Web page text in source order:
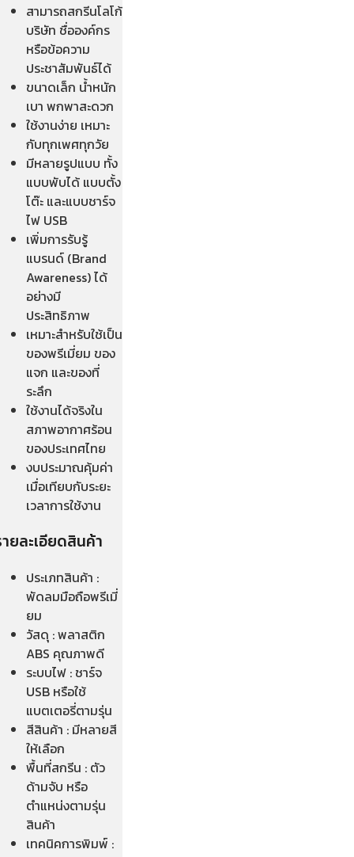
สามารถสกรีนโลโก้
บริษัท ชื่อองค์กร
หรือข้อความ
ประชาสัมพันธ์ได้
ขนาดเล็ก น้ำหนัก
เบา พกพาสะดวก
ใช้งานง่าย เหมาะ
กับทุกเพศทุกวัย
มีหลายรูปแบบ ทั้ง
แบบพับได้ แบบตั้ง
โต๊ะ และแบบชาร์จ
ไฟ USB
เพิ่มการรับรู้
แบรนด์ (Brand
Awareness) ได้
อย่างมี
ประสิทธิภาพ
เหมาะสำหรับใช้เป็น
ของพรีเมี่ยม ของ
แจก และของที่
ระลึก
ใช้งานได้จริงใน
สภาพอากาศร้อน
ของประเทศไทย
งบประมาณคุ้มค่า
เมื่อเทียบกับระยะ
เวลาการใช้งาน
ยละเอียดสินค้า
ประเภทสินค้า :
พัดลมมือถือพรีเมี่
ยม
วัสดุ : พลาสติก
ABS คุณภาพดี
ระบบไฟ : ชาร์จ
USB หรือใช้
แบตเตอรี่ตามรุ่น
สีสินค้า : มีหลายสี
ให้เลือก
พื้นที่สกรีน : ตัว
ด้ามจับ หรือ
ตำแหน่งตามรุ่น
สินค้า
เทคนิคการพิมพ์ :